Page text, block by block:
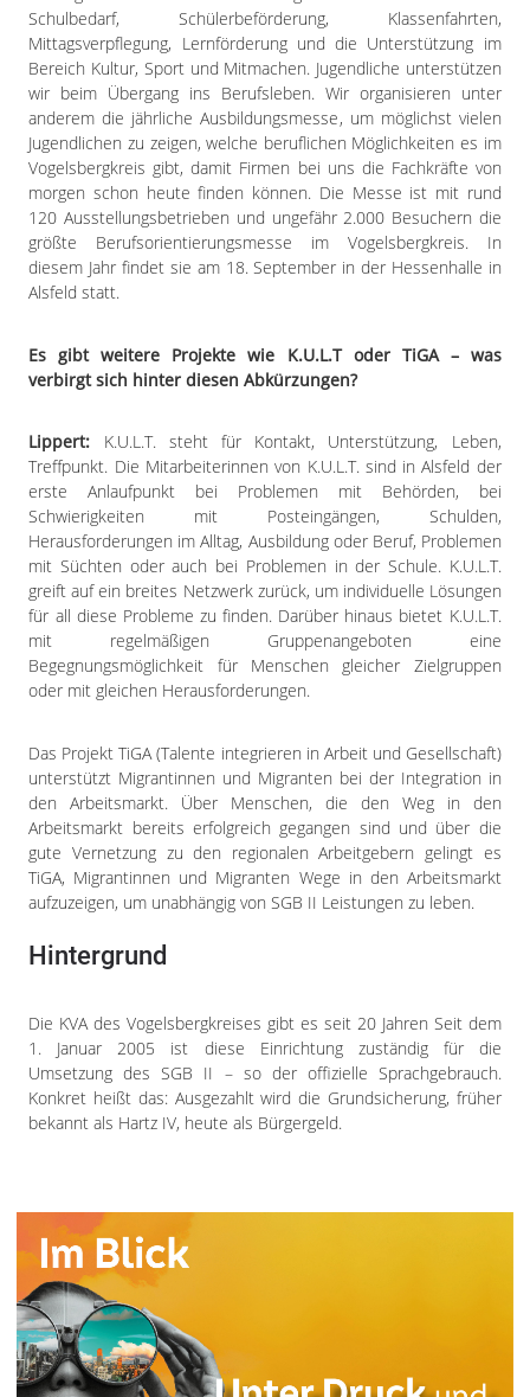
Schulbedarf, Schülerbeförderung, Klassenfahrten,
Mittagsverpflegung, Lernförderung und die Unterstützung im
Bereich Kultur, Sport und Mitmachen. Jugendliche unterstützen
wir beim Übergang ins Berufsleben. Wir organisieren unter
anderem die jährliche Ausbildungsmesse, um möglichst vielen
Jugendlichen zu zeigen, welche beruflichen Möglichkeiten es im
Vogelsbergkreis gibt, damit Firmen bei uns die Fachkräfte von
morgen schon heute finden können. Die Messe ist mit rund
120 Ausstellungsbetrieben und ungefähr 2.000 Besuchern die
größte Berufsorientierungsmesse im Vogelsbergkreis. In
diesem Jahr findet sie am 18. September in der Hessenhalle in
Alsfeld statt.
Es gibt weitere Projekte wie K.U.L.T oder TiGA – was
verbirgt sich hinter diesen Abkürzungen?
Lippert: K.U.L.T. steht für Kontakt, Unterstützung, Leben,
Treffpunkt. Die Mitarbeiterinnen von K.U.L.T. sind in Alsfeld der
erste Anlaufpunkt bei Problemen mit Behörden, bei
Schwierigkeiten mit Posteingängen, Schulden,
Herausforderungen im Alltag, Ausbildung oder Beruf, Problemen
mit Süchten oder auch bei Problemen in der Schule. K.U.L.T.
greift auf ein breites Netzwerk zurück, um individuelle Lösungen
für all diese Probleme zu finden. Darüber hinaus bietet K.U.L.T.
mit regelmäßigen Gruppenangeboten eine
Begegnungsmöglichkeit für Menschen gleicher Zielgruppen
oder mit gleichen Herausforderungen.
Das Projekt TiGA (Talente integrieren in Arbeit und Gesellschaft)
unterstützt Migrantinnen und Migranten bei der Integration in
den Arbeitsmarkt. Über Menschen, die den Weg in den
Arbeitsmarkt bereits erfolgreich gegangen sind und über die
gute Vernetzung zu den regionalen Arbeitgebern gelingt es
TiGA, Migrantinnen und Migranten Wege in den Arbeitsmarkt
aufzuzeigen, um unabhängig von SGB II Leistungen zu leben.
Hintergrund
Die KVA des Vogelsbergkreises gibt es seit 20 Jahren Seit dem
1. Januar 2005 ist diese Einrichtung zuständig für die
Umsetzung des SGB II – so der offizielle Sprachgebrauch.
Konkret heißt das: Ausgezahlt wird die Grundsicherung, früher
bekannt als Hartz IV, heute als Bürgergeld.